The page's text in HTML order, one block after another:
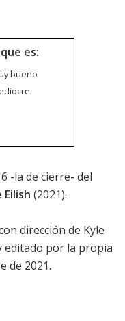
es:
bueno
-la de cierre- del
(2021).
dirección de Kyle
editado por la propia
de 2021.